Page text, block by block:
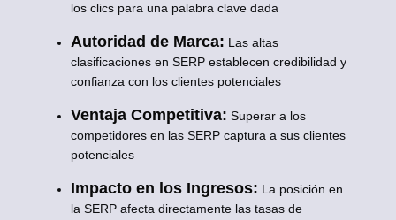
los clics para una palabra clave dada
Autoridad de Marca: Las altas
clasificaciones en SERP establecen credibilidad y
confianza con los clientes potenciales
Ventaja Competitiva: Superar a los
competidores en las SERP captura a sus clientes
potenciales
Impacto en los Ingresos: La posición en
la SERP afecta directamente las tasas de